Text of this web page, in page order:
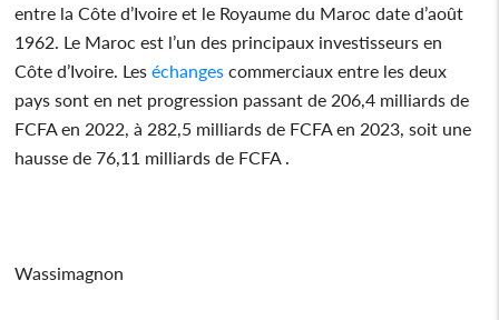
entre la Côte d’Ivoire et le Royaume du Maroc date d’août
1962. Le Maroc est l’un des principaux investisseurs en
Côte d’Ivoire. Les échanges commerciaux entre les deux
pays sont en net progression passant de 206,4 milliards de
FCFA en 2022, à 282,5 milliards de FCFA en 2023, soit une
hausse de 76,11 milliards de FCFA .
Wassimagnon